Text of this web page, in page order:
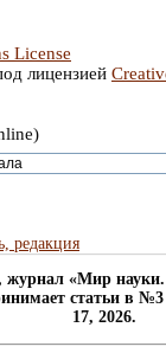
лицензией
редакция
журнал «Мир
статьи в
17, 2026.